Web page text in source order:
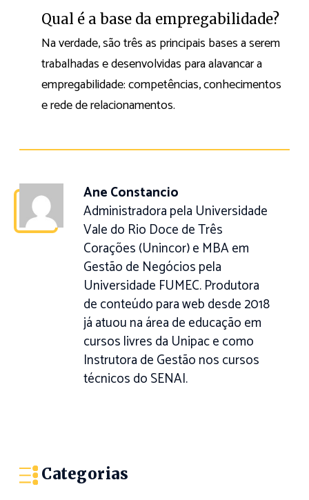
Qual é a base da empregabilidade?
Na verdade, são três as principais bases a serem
trabalhadas e desenvolvidas para alavancar a
empregabilidade: competências, conhecimentos
e rede de relacionamentos.
Ane Constancio
Administradora pela Universidade
Vale do Rio Doce de Três
Corações (Unincor) e MBA em
Gestão de Negócios pela
Universidade FUMEC. Produtora
de conteúdo para web desde 2018
já atuou na área de educação em
cursos livres da Unipac e como
Instrutora de Gestão nos cursos
técnicos do SENAI.
Categorias